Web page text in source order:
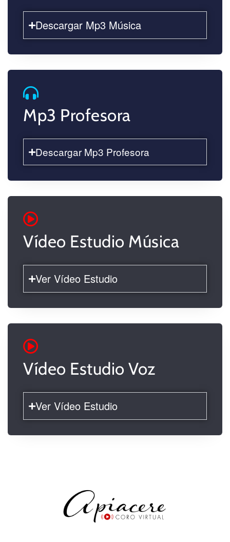
Descargar Mp3 Música
Mp3 Profesora
Descargar Mp3 Profesora
Vídeo Estudio Música
Ver Vídeo Estudio
Vídeo Estudio Voz
Ver Vídeo Estudio